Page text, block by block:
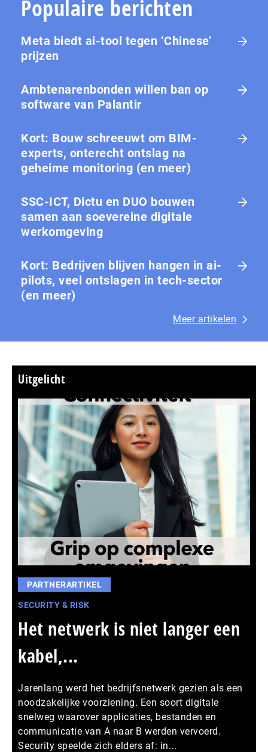
Populaire berichten
Meta biedt ai-tool tegen ‘Chinese’
prijzen
Ambtenarenbonden willen ban op
software van Palantir
Kort: Bouw schreeuwt om BIM-
experts, onterecht ontslag na
geheime monitoring (en meer)
SSC-ICT, Dictu en DUO bouwen
samen aan soevereine digitale
werkomgeving
Kort: Bedrijven blijven hangen in ai-
pilots, veel ontslagen in tech-sector
(en meer)
Meer artikelen
Uitgelicht
PARTNERARTIKEL
SECURITY & RISK
Het netwerk is niet langer een
kabel,...
Jarenlang werd het bedrijfsnetwerk gezien als een
noodzakelijke voorziening. Een soort digitale
snelweg waarover applicaties, bestanden en
communicatie van A naar B werden vervoerd.
Security speelde zich elders af: in...